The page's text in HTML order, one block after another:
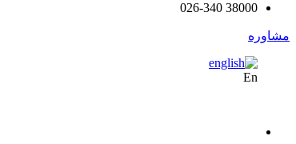
38000 026-340
مشاوره
En